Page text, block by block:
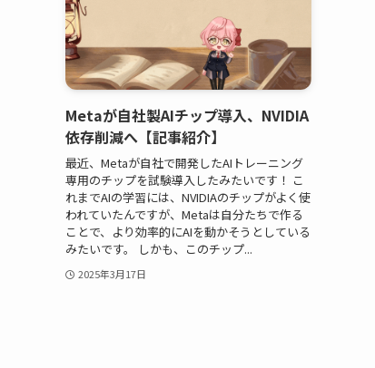
Metaが自社製AIチップ導入、NVIDIA
依存削減へ【記事紹介】
最近、Metaが自社で開発したAIトレーニング
専用のチップを試験導入したみたいです！ こ
れまでAIの学習には、NVIDIAのチップがよく使
われていたんですが、Metaは自分たちで作る
ことで、より効率的にAIを動かそうとしている
みたいです。 しかも、このチップ...
2025年3月17日